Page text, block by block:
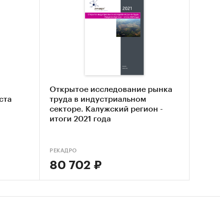
Открытое исследование рынка
труда в индустриальном
секторе. Калужский регион -
итоги 2021 года
РЕКАДРО
80 702 ₽